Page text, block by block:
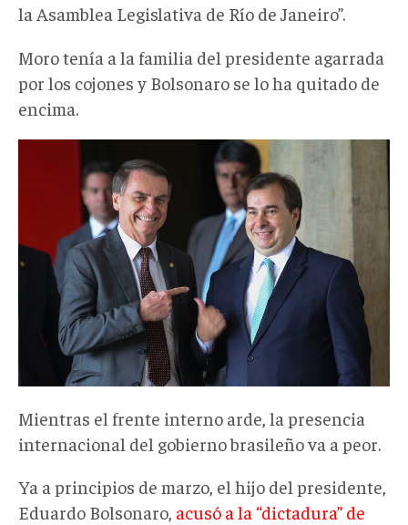
la Asamblea Legislativa de Río de Janeiro”.
Moro tenía a la familia del presidente agarrada
por los cojones y Bolsonaro se lo ha quitado de
encima.
Mientras el frente interno arde, la presencia
internacional del gobierno brasileño va a peor.
Ya a principios de marzo, el hijo del presidente,
Eduardo Bolsonaro, acusó a la “dictadura” de